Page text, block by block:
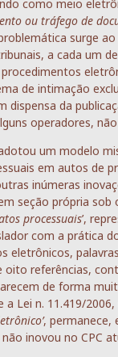
como meio
ou tráfego de
surge
a cada um
de intimação
dispensa da
operadores,
um modelo
em autos de
inúmeras
seção própria sob
processuais’,
com a prática
eletrônicos,
oito referências,
de forma
Lei n. 11.419/2006,
, permanece,
inovou no CPC